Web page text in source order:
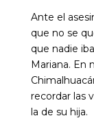
Ante el
que no se
que nadie
Mariana. En
recordar las
la de su hija.